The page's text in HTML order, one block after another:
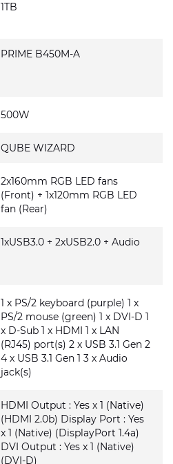
1TB
PRIME B450M-A
500W
QUBE WIZARD
2x160mm RGB LED fans
(Front) + 1x120mm RGB LED
fan (Rear)
1xUSB3.0 + 2xUSB2.0 + Audio
1 x PS/2 keyboard (purple) 1 x
PS/2 mouse (green) 1 x DVI-D 1
x D-Sub 1 x HDMI 1 x LAN
(RJ45) port(s) 2 x USB 3.1 Gen 2
4 x USB 3.1 Gen 1 3 x Audio
jack(s)
HDMI Output : Yes x 1 (Native)
(HDMI 2.0b) Display Port : Yes
x 1 (Native) (DisplayPort 1.4a)
DVI Output : Yes x 1 (Native)
(DVI-D)